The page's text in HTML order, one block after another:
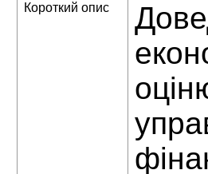
Короткий опис